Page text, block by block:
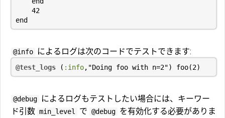
42
end
@info によるログは次のコードでテストできます:
@test_logs ( :info, "Doing foo with n=2") foo(2)
@debug
によるログもテストしたい場合には、キーワー
ド引数 min_level で @debug を有効化する必要がありま